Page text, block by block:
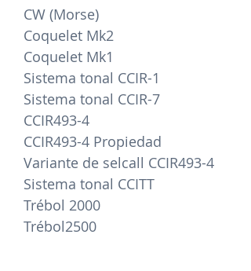
CW (Morse)
Coquelet Mk2
Coquelet Mk1
Sistema tonal CCIR-1
Sistema tonal CCIR-7
CCIR493-4
CCIR493-4 Propiedad
Variante de selcall CCIR493-4
Sistema tonal CCITT
Trébol 2000
Trébol2500